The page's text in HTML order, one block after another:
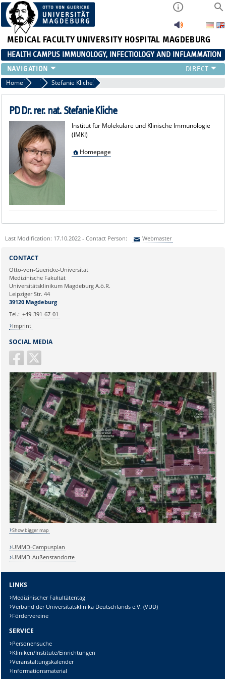
MEDICAL FACULTY UNIVERSITY HOSPITAL MAGDEBURG
HEALTH CAMPUS IMMUNOLOGY, INFECTIOLOGY AND INFLAMMATION
CURRENT EVENTS
PAPER OF THE YEAR
ABOUT US
LINKS
CONTACT US
NEWS
Home MembersStefanie Kliche
PD Dr. rer. nat. Stefanie Kliche
Institut für Molekulare und Klinische Immunologie
(IMKI)
Homepage
Last Modification: 17.10.2022 - Contact Person: Webmaster
Ihre E-Mailadresse:
Ihr Anliegen:
Sicherheitsabfrage:
Lösung:
SOCIAL MEDIA
CONTACT
Otto-von-Guericke-Universität
Medizinische Fakultät
Universitätsklinikum Magdeburg A.ö.R.
Leipziger Str. 44
39120 Magdeburg
Tel.: +49-391-67-01
Imprint
Show bigger map
UMMD-Campusplan
UMMD-Außenstandorte
LINKS
Medizinischer Fakultätentag
Verband der Universitätsklinika Deutschlands e.V. (VUD)
Fördervereine
SERVICE
Personensuche
Kliniken/Institute/Einrichtungen
Veranstaltungskalender
Informationsmaterial